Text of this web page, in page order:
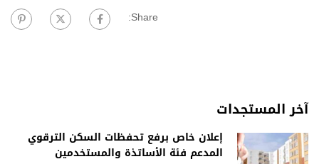
Share:
آخر المستجدات
إعلان خاص برفع تحفظات السكن الترقوي
المدعم فئة الأساتذة والمستخدمين